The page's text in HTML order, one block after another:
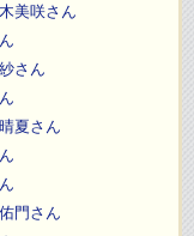
美咲さん
さん
夏さん
門さん